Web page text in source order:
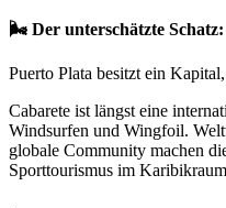
🌬️ Der unterschätzte
Puerto Plata besitzt ein
Cabarete ist längst eine
Windsurfen und Wingfoil.
globale Community machen
Sporttourismus im